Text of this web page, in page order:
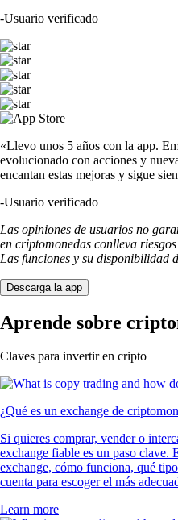
-Usuario verificado
«Llevo unos 5 años con la app.
evolucionado con acciones y
encantan estas mejoras y sigue
-Usuario verificado
Las opiniones de usuarios no
en criptomonedas conlleva
Las funciones y su disponibilidad
Descarga la app
Aprende sobre
Claves para invertir en cripto
¿Qué es un exchange de
Si quieres comprar, vender o
exchange fiable es un paso clave.
exchange, cómo funciona, qué
cuenta para escoger el más
Learn more